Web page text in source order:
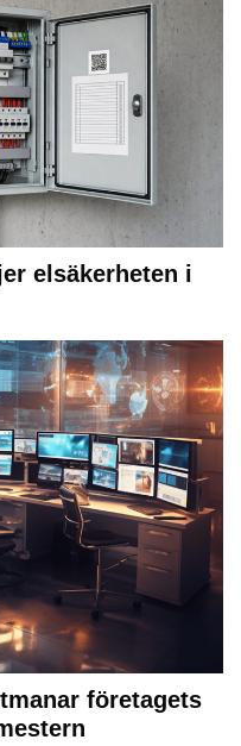
elsäkerheten i
företagets